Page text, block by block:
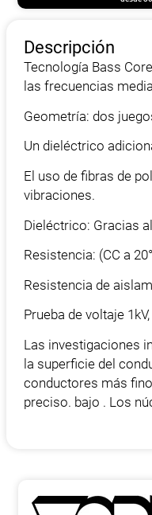
Descripción
Tecnología Bass
las frecuencias
Geometría: dos
Un dieléctrico
El uso de fibras de
vibraciones.
Dieléctrico: Gracias
Resistencia: (CC a
Resistencia de
Prueba de voltaje
Las investigaciones
la superficie del
conductores más
preciso. bajo . Los